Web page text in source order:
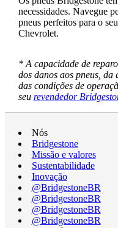
necessidades. Navegue
pneus perfeitos para o
Chevrolet.
* A capacidade de
dos danos aos pneus, da
das condições de
seu revendedor
Nós
Bridgestone
Missão e valores
Sustentabilidade
Inovação
@BridgestoneBR
@BridgestoneBR
@BridgestoneBR
@BridgestoneBR